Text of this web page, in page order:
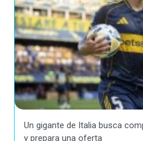
Un gigante de Italia busca
y prepara una oferta